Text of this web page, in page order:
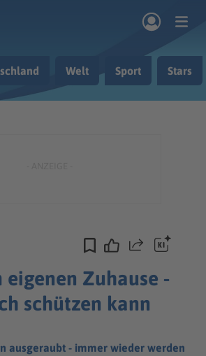
Welt Sport Stars
Teilen
Zuhause -
schützen kann
ausgeraubt - immer wieder werden